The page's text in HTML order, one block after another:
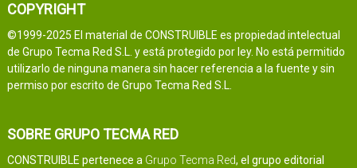
COPYRIGHT
©1999-2025 El material de CONSTRUIBLE es propiedad intelectual
de Grupo Tecma Red S.L. y está protegido por ley. No está permitido
utilizarlo de ninguna manera sin hacer referencia a la fuente y sin
permiso por escrito de Grupo Tecma Red S.L.
SOBRE GRUPO TECMA RED
CONSTRUIBLE pertenece a Grupo Tecma Red, el grupo editorial